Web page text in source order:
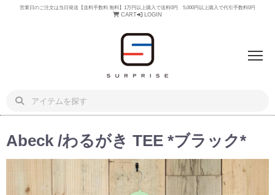
営業日のご注文は当日発送【送料手数料 無料】1万円以上購入で送料0円 5,000円以上購入で代引手数料0円
CART LOGIN
Abeck /わるがき TEE *ブラック*